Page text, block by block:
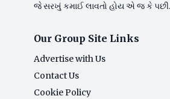
જે સરખું કમાઈ લાવતો હોય એ જ કે
Our Group Site Links
Advertise with Us
Contact Us
Cookie Policy